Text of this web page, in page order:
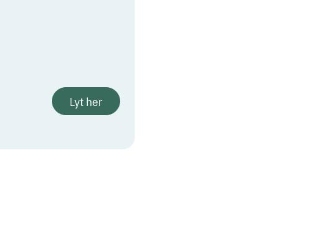
Lyt her